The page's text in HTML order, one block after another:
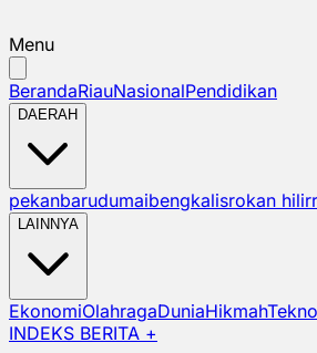
Menu
BerandaRiauNasionalPendidikan
DAERAH
pekanbarudumaibengkalisrokan hilir
LAINNYA
EkonomiOlahragaDuniaHikmah
INDEKS BERITA +